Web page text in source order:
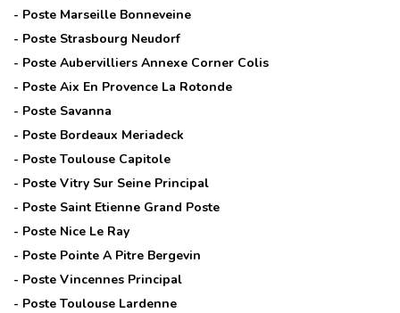
- Poste Marseille Bonneveine
- Poste Strasbourg Neudorf
- Poste Aubervilliers Annexe Corner Colis
- Poste Aix En Provence La Rotonde
- Poste Savanna
- Poste Bordeaux Meriadeck
- Poste Toulouse Capitole
- Poste Vitry Sur Seine Principal
- Poste Saint Etienne Grand Poste
- Poste Nice Le Ray
- Poste Pointe A Pitre Bergevin
- Poste Vincennes Principal
- Poste Toulouse Lardenne